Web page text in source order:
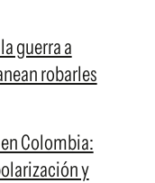
guerra a
robarles
Colombia:
y